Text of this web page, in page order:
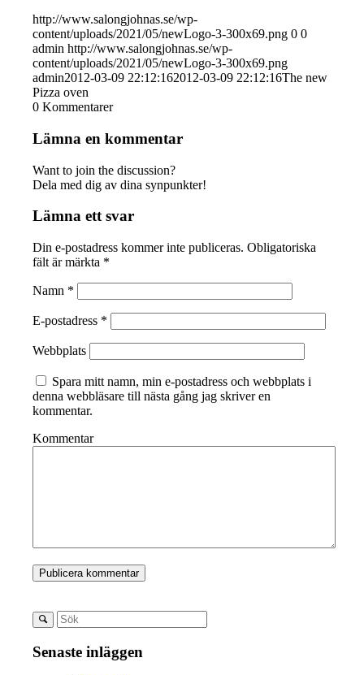
http://www.salongjohnas.se/wp-
content/uploads/2021/05/newLogo-3-300x69.png 0 0
admin http://www.salongjohnas.se/wp-
content/uploads/2021/05/newLogo-3-300x69.png
admin2012-03-09 22:12:162012-03-09 22:12:16The new
Pizza oven
0 Kommentarer
Lämna en kommentar
Want to join the discussion?
Dela med dig av dina synpunkter!
Lämna ett svar
Din e-postadress kommer inte publiceras. Obligatoriska
fält är märkta *
Namn *
E-postadress *
Webbplats
Spara mitt namn, min e-postadress och webbplats i
denna webbläsare till nästa gång jag skriver en
kommentar.
Kommentar
Senaste inläggen